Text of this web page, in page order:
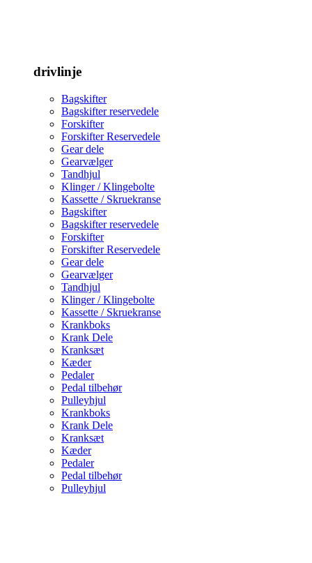
drivlinje
Bagskifter
Bagskifter reservedele
Forskifter
Forskifter Reservedele
Gear dele
Gearvælger
Tandhjul
Klinger / Klingebolte
Kassette / Skruekranse
Bagskifter
Bagskifter reservedele
Forskifter
Forskifter Reservedele
Gear dele
Gearvælger
Tandhjul
Klinger / Klingebolte
Kassette / Skruekranse
Krankboks
Krank Dele
Kranksæt
Kæder
Pedaler
Pedal tilbehør
Pulleyhjul
Krankboks
Krank Dele
Kranksæt
Kæder
Pedaler
Pedal tilbehør
Pulleyhjul